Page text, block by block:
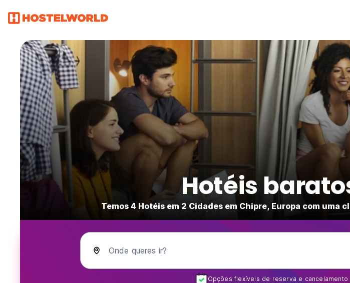
Hotéis
Temos 4 Hotéis em 2 Cidades em Chipre, Europa com uma
Onde queres ir?
Opções flexíveis de reserva e